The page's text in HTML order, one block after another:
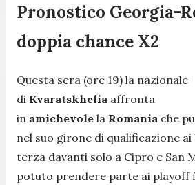
Pronostico Georgia-
doppia chance X2
Questa sera (ore 19) la nazionale
di Kvaratskhelia affronta
in amichevole la Romania che
nel suo girone di qualificazione ai
terza davanti solo a Cipro e San
potuto prendere parte ai playoff